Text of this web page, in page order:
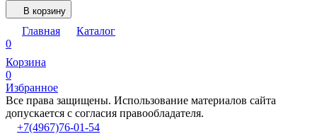
В корзину
Главная
Каталог
0
Корзина
0
Избранное
Все права защищены. Использование материалов сайта
допускается с согласия правообладателя.
+7(4967)76-01-54